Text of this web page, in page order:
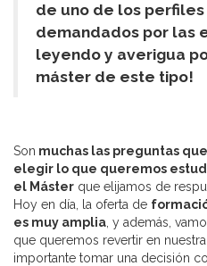
de uno de los
demandados por las
leyendo y averigua
máster de este tipo!
Son muchas las preguntas
elegir lo que queremos
el Máster que elijamos de
Hoy en día, la oferta de
es muy amplia , y además,
que queremos revertir en
importante tomar una decisión